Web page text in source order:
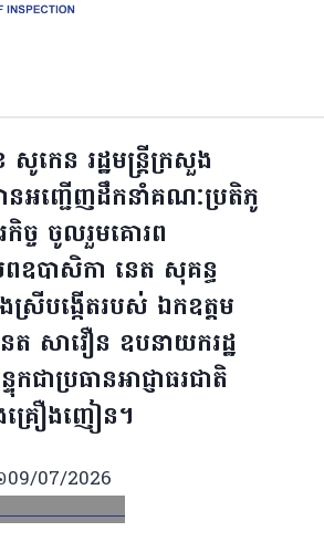
កេន រដ្ឋមន្រ្តីក្រសួង
ានអញ្ជើញដឹកនាំគណៈប្រតិភូ
ច្ច ចូលរួមគោរព
ពឧបាសិកា នេត សុគន្ធ
ស្រីបង្កើតរបស់ ឯកឧត្តម
ត សាវឿន ឧបនាយករដ្ឋ
កជាប្រធានអាជ្ញាធរជាតិ
គ្រឿងញៀន។
09/07/2026
LinkedIn